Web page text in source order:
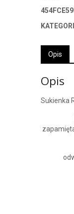
Opis
Opis
Sukienka